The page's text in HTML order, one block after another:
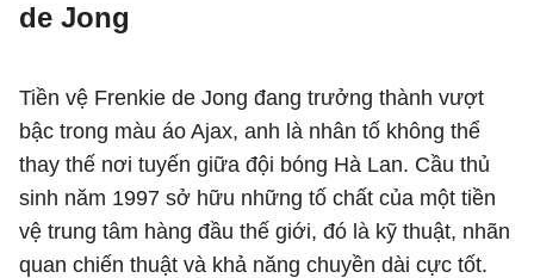
de Jong
Tiền vệ Frenkie de Jong đang trưởng thành vượt
bậc trong màu áo Ajax, anh là nhân tố không thể
thay thế nơi tuyến giữa đội bóng Hà Lan. Cầu thủ
sinh năm 1997 sở hữu những tố chất của một tiền
vệ trung tâm hàng đầu thế giới, đó là kỹ thuật, nhãn
quan chiến thuật và khả năng chuyền dài cực tốt.